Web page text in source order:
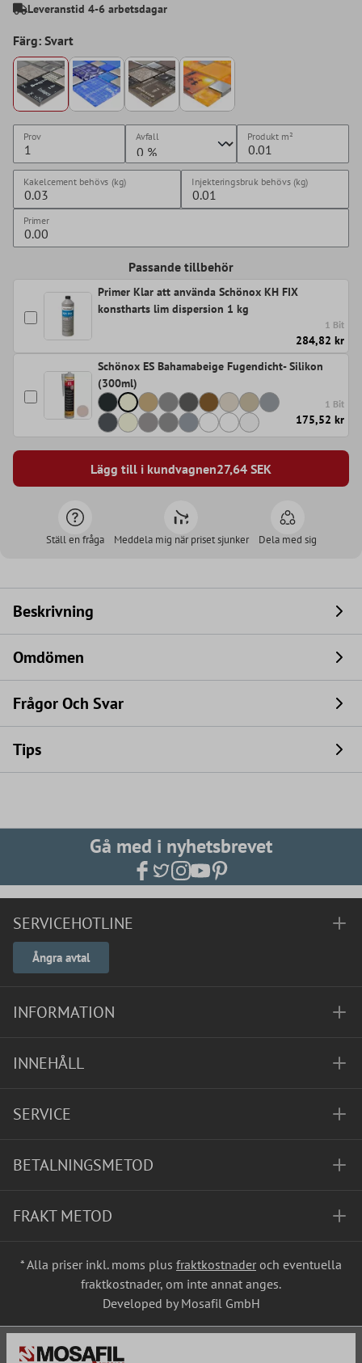
Leveranstid 4-6 arbetsdagar
Färg: Svart
Prov Avfall Produkt m²
Kakelcement behövs (kg) Injekteringsbruk behövs (kg)
Primer
Passande tillbehör
Primer Klar att använda Schönox KH FIX
konstharts lim dispersion 1 kg
1 Bit
284,82 kr
Schönox ES Bahamabeige Fugendicht- Silikon
(300ml)
1 Bit
175,52 kr
Lägg till i kundvagnen27,64 SEK
Ställ en fråga Meddela mig när priset sjunker Dela med sig
Beskrivning
Omdömen
Frågor Och Svar
Tips
Gå med i nyhetsbrevet
SERVICEHOTLINE
Ångra avtal
INFORMATION
INNEHÅLL
SERVICE
BETALNINGSMETOD
FRAKT METOD
* Alla priser inkl. moms plus fraktkostnader och eventuella
fraktkostnader, om inte annat anges.
Developed by Mosafil GmbH